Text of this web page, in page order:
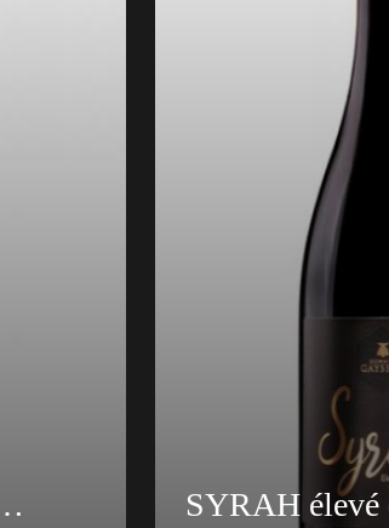
à 21
pour
Nous
de
Merlot.
apporte
Il
rôtie
Garde :
7 ans
SYRAH élevé